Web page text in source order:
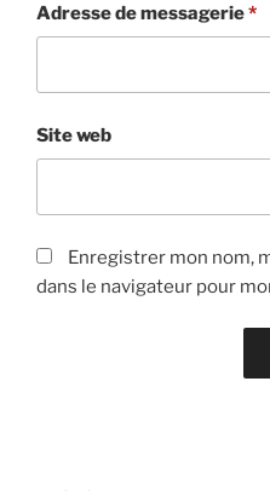
Adresse de messagerie*
Site web
Enregistrer mon nom,
dans le navigateur pour